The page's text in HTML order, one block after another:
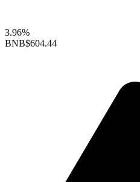
3.96%
BNB$604.44